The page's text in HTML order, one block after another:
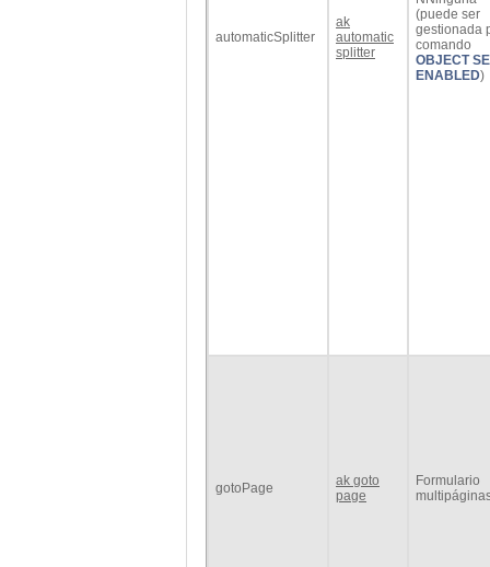
automaticSplitter
ak
automatic
splitter
(puede ser
gestionada
comando
OBJECT
ENABLED)
gotoPage
ak goto
page
Formulario